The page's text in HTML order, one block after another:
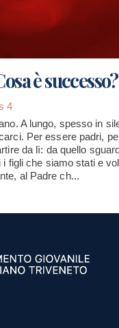
è successo?
4
A lungo, spesso in
Per essere padri,
da lì: da quello
figli che siamo stati e
al Padre ch...